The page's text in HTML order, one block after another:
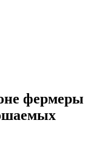
фермеры